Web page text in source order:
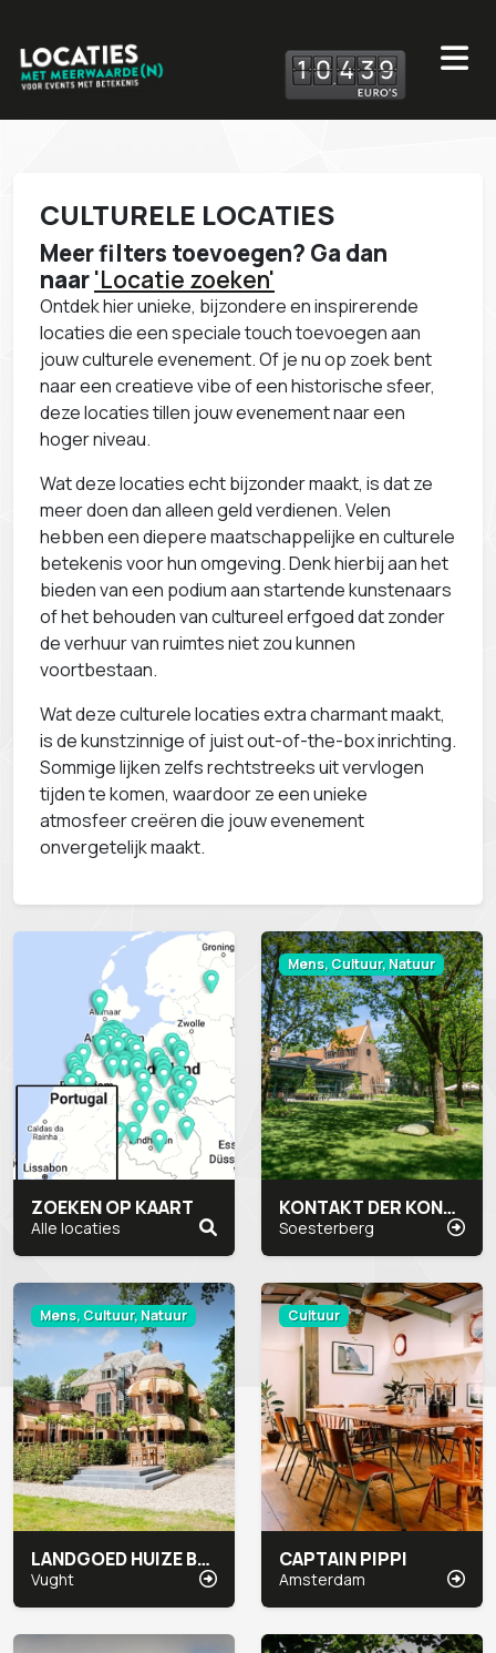
10 439
CULTURELE LOCATIES
Meer filters toevoegen? Ga dan
naar'Locatie zoeken'
Ontdek hier unieke, bijzondere en inspirerende
locaties die een speciale touch toevoegen aan
jouw culturele evenement. Of je nu op zoek bent
naar een creatieve vibe of een historische sfeer,
deze locaties tillen jouw evenement naar een
hoger niveau.
Wat deze locaties echt bijzonder maakt, is dat ze
meer doen dan alleen geld verdienen. Velen
hebben een diepere maatschappelijke en culturele
betekenis voor hun omgeving. Denk hierbij aan het
bieden van een podium aan startende kunstenaars
of het behouden van cultureel erfgoed dat zonder
de verhuur van ruimtes niet zou kunnen
voortbestaan.
Wat deze culturele locaties extra charmant maakt,
is de kunstzinnige of juist out-of-the-box inrichting.
Sommige lijken zelfs rechtstreeks uit vervlogen
tijden te komen, waardoor ze een unieke
atmosfeer creëren die jouw evenement
onvergetelijk maakt.
ZOEKEN OP KAART
Alle locaties
Mens, Cultuur, Natuur
KONTAKT DER KONTINENTEN
Soesterberg
Mens, Cultuur, Natuur
LANDGOED HUIZE BERGEN
Vught
Cultuur
CAPTAIN PIPPI
Amsterdam